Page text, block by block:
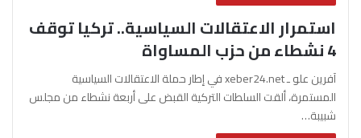
استمرار الاعتقالات السياسية.. تركيا توقف
4 نشطاء من حزب المساواة
آفرين علو ـ xeber24.net في إطار حملة الاعتقالات السياسية
المستمرة، ألقت السلطات التركية القبض على أربعة نشطاء من مجلس
شبيبة…